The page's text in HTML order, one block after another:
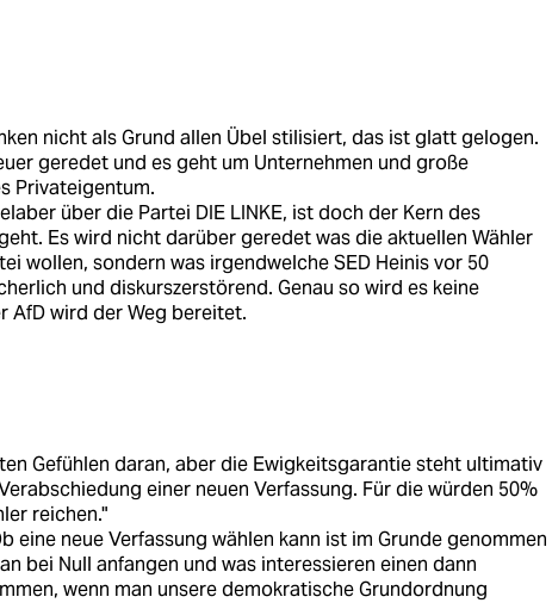
nicht als Grund allen Übel stilisiert, das ist glatt gelogen.
geredet und es geht um Unternehmen und große
Privateigentum.
über die Partei DIE LINKE, ist doch der Kern des
Es wird nicht darüber geredet was die aktuellen Wähler
wollen, sondern was irgendwelche SED Heinis vor 50
und diskurszerstörend. Genau so wird es keine
AfD wird der Weg bereitet.
Gefühlen daran, aber die Ewigkeitsgarantie steht ultimativ
einer neuen Verfassung. Für die würden 50%
reichen."
eine neue Verfassung wählen kann ist im Grunde genommen
bei Null anfangen und was interessieren einen dann
wenn man unsere demokratische Grundordnung